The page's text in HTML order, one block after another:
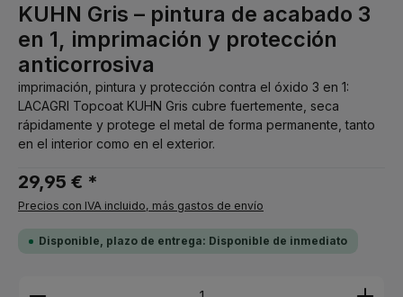
KUHN Gris – pintura de acabado 3
en 1, imprimación y protección
anticorrosiva
imprimación, pintura y protección contra el óxido 3 en 1:
LACAGRI Topcoat KUHN Gris cubre fuertemente, seca
rápidamente y protege el metal de forma permanente, tanto
en el interior como en el exterior.
29,95 € *
Precios con IVA incluido, más gastos de envío
Disponible, plazo de entrega: Disponible de inmediato
Cantidad del producto: introduce la cantidad